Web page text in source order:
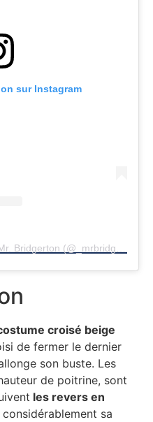
croisé beige
de fermer le dernier
son buste. Les
de poitrine, sont
les revers en
sa
sur Instagram